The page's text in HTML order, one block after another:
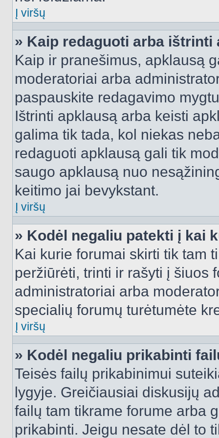
Į viršų
» Kaip redaguoti arba ištrinti
Kaip ir pranešimus, apklausą
moderatoriai arba
paspauskite redagavimo
Ištrinti apklausą arba keisti
galima tik tada, kol niekas
redaguoti apklausą gali tik
saugo apklausą nuo
keitimo jai bevykstant.
Į viršų
» Kodėl negaliu patekti į kai
Kai kurie forumai skirti tik tam
peržiūrėti, trinti ir rašyti į šiuos
administratoriai arba
specialių forumų turėtumėte
Į viršų
» Kodėl negaliu prikabinti
Teisės failų prikabinimui
lygyje. Greičiausiai diskusijų
failų tam tikrame forume arba
prikabinti. Jeigu nesate dėl to